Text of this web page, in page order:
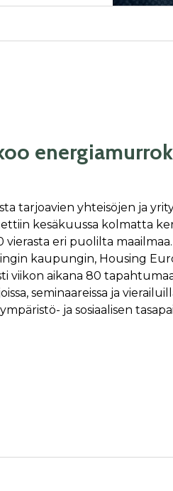
tarjoavien yhteisöjen ja
kesäkuussa kolmatta
vierasta eri puolilta
kaupungin, Housing
viikon aikana 80
seminaareissa ja
ja sosiaalisen